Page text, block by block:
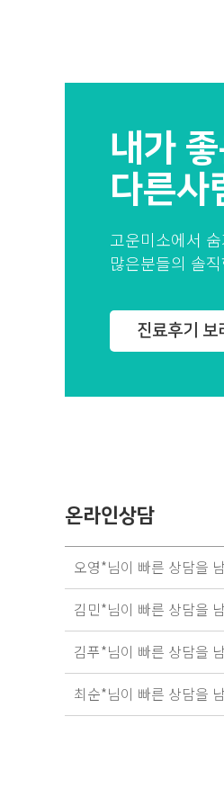
내가 좋
다른사
고운미소에서
많은분들의 솔
진료후기 보
온라인상담
오영*님이 빠른 상담을
김민*님이 빠른 상담을
김푸*님이 빠른 상담을
최순*님이 빠른 상담을